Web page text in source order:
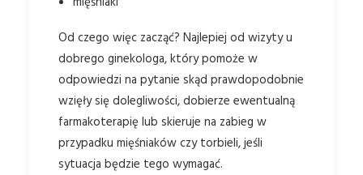
Od czego więc zacząć? Najlepiej od wizyty u
dobrego ginekologa, który pomoże w
odpowiedzi na pytanie skąd prawdopodobnie
wzięły się dolegliwości, dobierze ewentualną
farmakoterapię lub skieruje na zabieg w
przypadku mięśniaków czy torbieli, jeśli
sytuacja będzie tego wymagać.